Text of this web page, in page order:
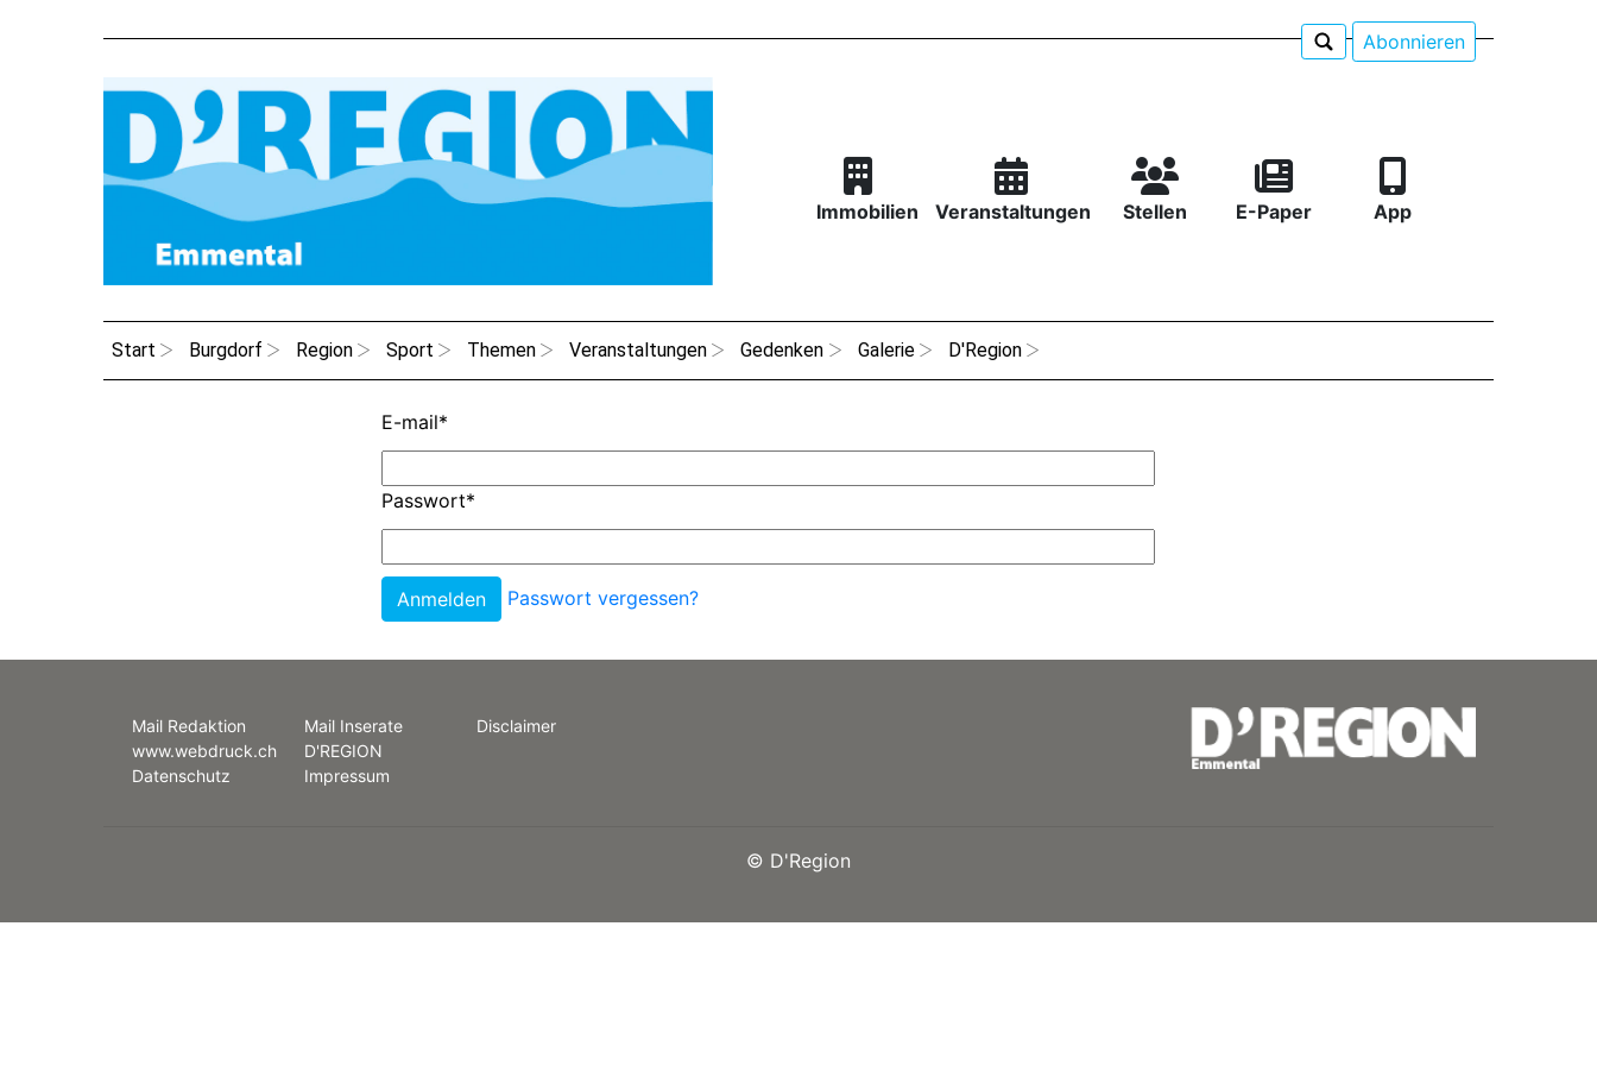
Abonnieren
Immobilien Veranstaltungen Stellen E-Paper App
Start Burgdorf Region Sport Themen Veranstaltungen Gedenken Galerie D'Region
E-mail*
Passwort*
Passwort vergessen?
Mail Redaktion
www.webdruck.ch
Datenschutz
Mail Inserate
D'REGION
Impressum
Disclaimer
© D'Region